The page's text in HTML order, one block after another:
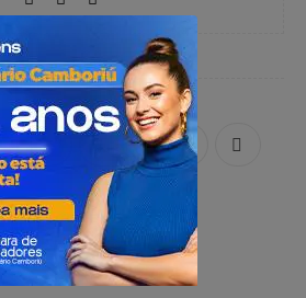
X WhatsApp
PUBLICIDADE